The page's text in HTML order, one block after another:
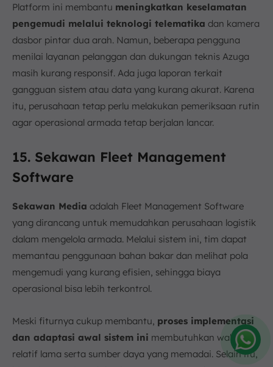
Platform ini membantu meningkatkan keselamatan
pengemudi melalui teknologi telematika dan kamera
dasbor pintar dua arah. Namun, beberapa pengguna
menilai layanan pelanggan dan dukungan teknis Azuga
masih kurang responsif. Ada juga laporan terkait
gangguan sistem atau data yang kurang akurat. Karena
itu, perusahaan tetap perlu melakukan pemeriksaan rutin
agar operasional armada tetap berjalan lancar.
15. Sekawan Fleet Management
Software
Sekawan Media adalah Fleet Management Software
yang dirancang untuk memudahkan perusahaan logistik
dalam mengelola armada. Melalui sistem ini, tim dapat
memantau penggunaan bahan bakar dan melihat pola
mengemudi yang kurang efisien, sehingga biaya
operasional bisa lebih terkontrol.
Meski fiturnya cukup membantu, proses implementasi
dan adaptasi awal sistem ini membutuhkan waktu
relatif lama serta sumber daya yang memadai. Selain itu,
Amelia